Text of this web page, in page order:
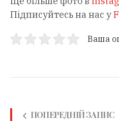
Підписуйтесь на нас у
Ваша
ПОПЕРЕДНІЙ ЗАПИС